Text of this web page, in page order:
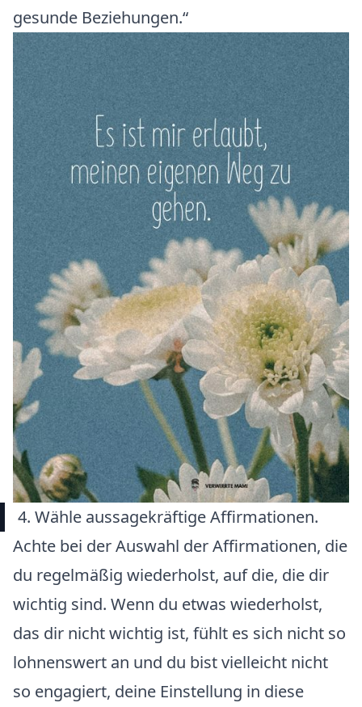
gesunde Beziehungen.“
4. Wähle aussagekräftige Affirmationen.
Achte bei der Auswahl der Affirmationen, die
du regelmäßig wiederholst, auf die, die dir
wichtig sind. Wenn du etwas wiederholst,
das dir nicht wichtig ist, fühlt es sich nicht so
lohnenswert an und du bist vielleicht nicht
so engagiert, deine Einstellung in diese